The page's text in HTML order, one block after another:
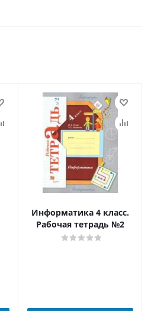
Информатика 4 класс.
Рабочая тетрадь №2